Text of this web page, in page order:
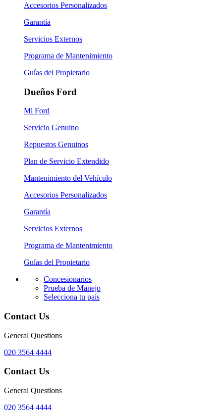
Accesorios Personalizados
Garantía
Servicios Externos
Programa de Mantenimiento
Guías del Propietario
Dueños Ford
Mi Ford
Servicio Genuino
Repuestos Genuinos
Plan de Servicio Extendido
Mantenimiento del Vehículo
Accesorios Personalizados
Garantía
Servicios Externos
Programa de Mantenimiento
Guías del Propietario
Concesionarios
Prueba de Manejo
Selecciona tu país
Contact Us
General Questions
020 3564 4444
Contact Us
General Questions
020 3564 4444